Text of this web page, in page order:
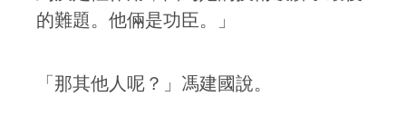
的難題。他倆是功臣。」
「那其他人呢？」馮建國說。